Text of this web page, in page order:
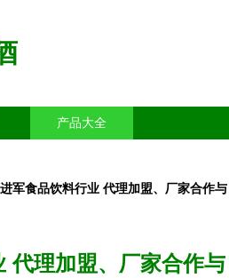
产品大全
进军食品饮料行业 代理加盟、厂家合作与
代理加盟、厂家合作与